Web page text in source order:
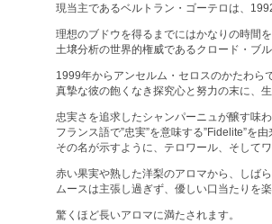
現当主であるベルトラン・ゴーテロは、
理想のブドウを得るまでにはかなりの時間を
土壌分析の世界的権威であるクロード・ブ
1999年からアンセルム・セロスのかたわら
真摯な彼の飽くなき探究心と努力の末に、
忠実さを追求したシャンパーニュが醸す味
フランス語で”忠実”を意味する”Fidelite”を由
その名が示すように、テロワール、そして
赤い果実や熟した洋梨のアロマから、しば
ムースは主張し過ぎず、優しい口当たりを
驚くほど長いアロマに満たされます。